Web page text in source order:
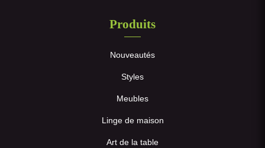
Produits
Nouveautés
Styles
Meubles
Linge de maison
Art de la table